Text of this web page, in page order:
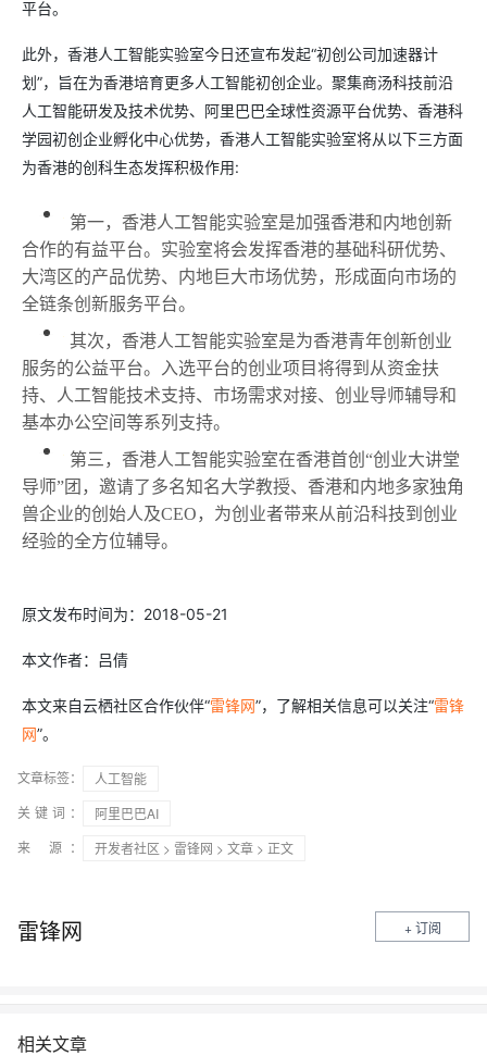
平台。
此外，香港人工智能实验室今日还宣布发起“初创公司加速器计
划”，旨在为香港培育更多人工智能初创企业。聚集商汤科技前沿
人工智能研发及技术优势、阿里巴巴全球性资源平台优势、香港科
学园初创企业孵化中心优势，香港人工智能实验室将从以下三方面
为香港的创科生态发挥积极作用:
第一，香港人工智能实验室是加强香港和内地创新
合作的有益平台。实验室将会发挥香港的基础科研优势、
大湾区的产品优势、内地巨大市场优势，形成面向市场的
全链条创新服务平台。
其次，香港人工智能实验室是为香港青年创新创业
服务的公益平台。入选平台的创业项目将得到从资金扶
持、人工智能技术支持、市场需求对接、创业导师辅导和
基本办公空间等系列支持。
第三，香港人工智能实验室在香港首创“创业大讲堂
导师”团，邀请了多名知名大学教授、香港和内地多家独角
兽企业的创始人及CEO，为创业者带来从前沿科技到创业
经验的全方位辅导。
原文发布时间为：2018-05-21
本文作者：吕倩
本文来自云栖社区合作伙伴“雷锋网”，了解相关信息可以关注“雷锋
网”。
文章标签：
人工智能
关键词：
阿里巴巴AI
来 源：
开发者社区 > 雷锋网 > 文章 > 正文
雷锋网 + 订阅
相关文章